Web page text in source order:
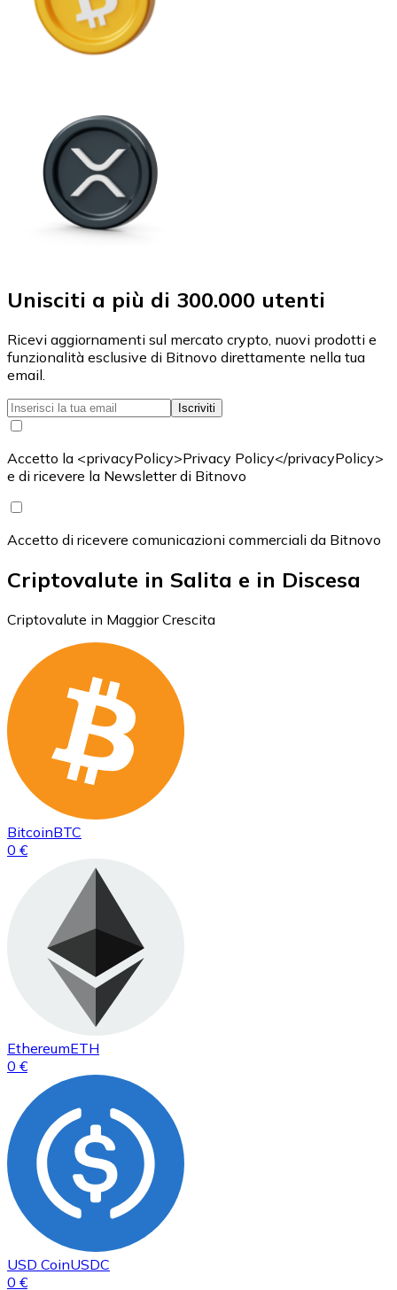
Unisciti a più di 300.000 utenti
Ricevi aggiornamenti sul mercato crypto, nuovi prodotti e
funzionalità esclusive di Bitnovo direttamente nella tua
email.
Iscriviti
Accetto la <privacyPolicy>Privacy Policy</privacyPolicy>
e di ricevere la Newsletter di Bitnovo
Accetto di ricevere comunicazioni commerciali da Bitnovo
Criptovalute in Salita e in Discesa
Criptovalute in Maggior Crescita
BitcoinBTC
0 €
EthereumETH
0 €
USD CoinUSDC
0 €